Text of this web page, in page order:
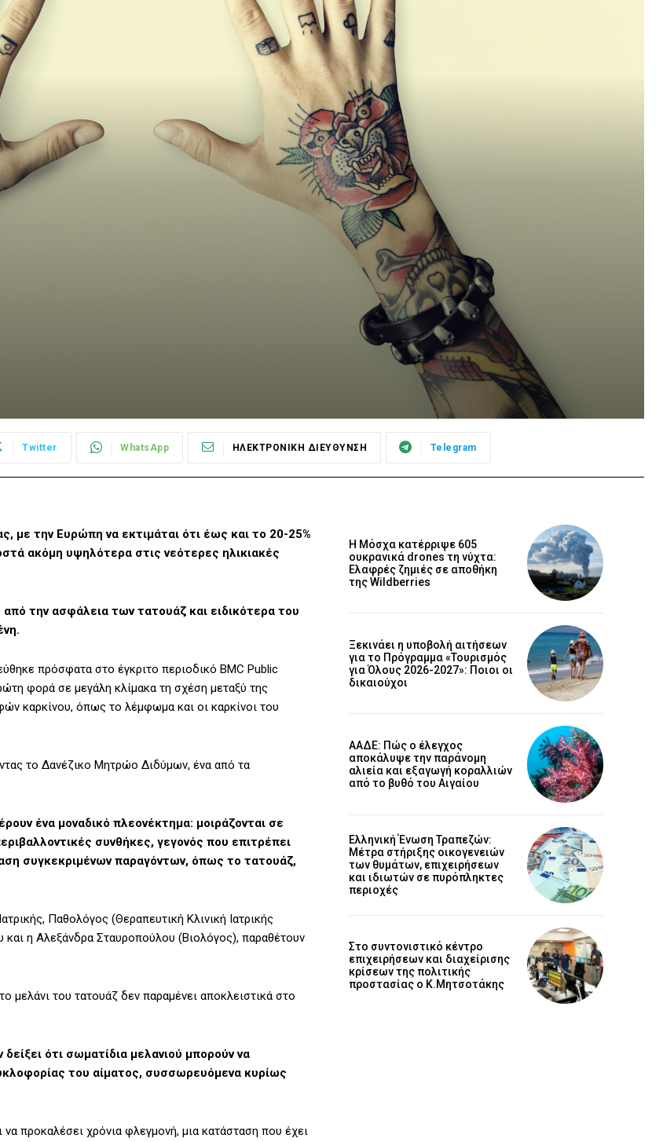
Twitter WhatsApp ΗΛΕΚΤΡΟΝΙΚΗ ΔΙΕΥΘΥΝΣΗ Telegram
με την Ευρώπη να εκτιμάται ότι έως και το 20-25%
ακόμη υψηλότερα στις νεότερες ηλικιακές
την ασφάλεια των τατουάζ και ειδικότερα του
πρόσφατα στο έγκριτο περιοδικό BMC Public
φορά σε μεγάλη κλίμακα τη σχέση μεταξύ της
καρκίνου, όπως το λέμφωμα και οι καρκίνοι του
το Δανέζικο Μητρώο Διδύμων, ένα από τα
ένα μοναδικό πλεονέκτημα: μοιράζονται σε
συνθήκες, γεγονός που επιτρέπει
συγκεκριμένων παραγόντων, όπως το τατουάζ,
Παθολόγος (Θεραπευτική Κλινική Ιατρικής
η Αλεξάνδρα Σταυροπούλου (Βιολόγος), παραθέτουν
μελάνι του τατουάζ δεν παραμένει αποκλειστικά στο
ότι σωματίδια μελανιού μπορούν να
του αίματος, συσσωρευόμενα κυρίως
προκαλέσει χρόνια φλεγμονή, μια κατάσταση που έχει
Η Μόσχα κατέρριψε 605
ουκρανικά drones τη νύχτα:
Ελαφρές ζημιές σε αποθήκη
της Wildberries
Ξεκινάει η υποβολή αιτήσεων
για το Πρόγραμμα «Τουρισμός
για Όλους 2026-2027»: Ποιοι οι
δικαιούχοι
ΑΑΔΕ: Πώς ο έλεγχος
αποκάλυψε την παράνομη
αλιεία και εξαγωγή κοραλλιών
από το βυθό του Αιγαίου
Ελληνική Ένωση Τραπεζών:
Μέτρα στήριξης οικογενειών
των θυμάτων, επιχειρήσεων
και ιδιωτών σε πυρόπληκτες
περιοχές
Στο συντονιστικό κέντρο
επιχειρήσεων και διαχείρισης
κρίσεων της πολιτικής
προστασίας ο Κ.Μητσοτάκης